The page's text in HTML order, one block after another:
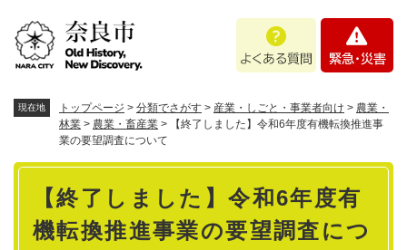
あ
問
・
現在地 トップページ > 分類でさがす > 産業・しごと・事業者向け > 農業・
林業 > 農業・畜産業 >
【終了しました】令和6年度有機転換推進事
業の要望調査について
本
【終了しました】令和6年度有
機転換推進事業の要望調査につ